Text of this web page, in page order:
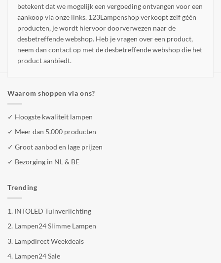
betekent dat we mogelijk een vergoeding ontvangen voor een
aankoop via onze links. 123Lampenshop verkoopt zelf géén
producten, je wordt hiervoor doorverwezen naar de
desbetreffende webshop. Heb je vragen over een product,
neem dan contact op met de desbetreffende webshop die het
product aanbiedt.
Waarom shoppen via ons?
✓ Hoogste kwaliteit lampen
✓ Meer dan 5.000 producten
✓ Groot aanbod en lage prijzen
✓ Bezorging in NL & BE
Trending
1. INTOLED Tuinverlichting
2. Lampen24 Slimme Lampen
3. Lampdirect Weekdeals
4. Lampen24 Sale